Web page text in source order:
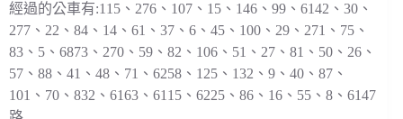
經過的公車有:115、276、107、15、146、99、6142、30、
277、22、84、14、61、37、6、45、100、29、271、75、
83、5、6873、270、59、82、106、51、27、81、50、26、
57、88、41、48、71、6258、125、132、9、40、87、
101、70、832、6163、6115、6225、86、16、55、8、6147